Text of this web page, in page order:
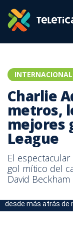
INTERNACIONAL
Charlie
metros,
mejores
League
El
gol mítico del
David
desde más atrás de